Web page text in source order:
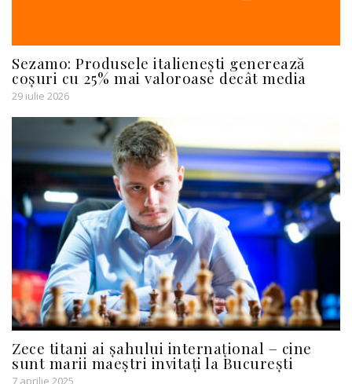
Sezamo: Produsele italienești generează
coșuri cu 25% mai valoroase decât media
29 iulie 2026
Zece titani ai șahului internațional – cine
sunt marii maeștri invitați la București
7 aprilie 2025